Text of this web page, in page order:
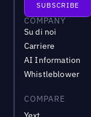
COMPANY
Su di noi
Carriere
AI Information
Whistleblower
COMPARE